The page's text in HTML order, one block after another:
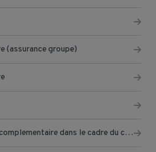
(assurance groupe)
Allocaton de chomage complementaire dans le cadre du chomage temporaire